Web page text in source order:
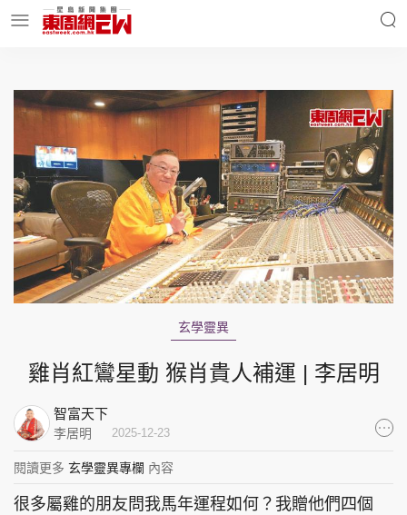
明星名人 時事財經
東周Ladies 優享生活
東周食玩通 會員活動
集團旗下品牌
玄學靈異
雞肖紅鸞星動 猴肖貴人補運 | 李居明
智富天下
李居明 2025-12-23
閱讀更多 玄學靈異專欄 內容
很多屬雞的朋友問我馬年運程如何？我贈他們四個